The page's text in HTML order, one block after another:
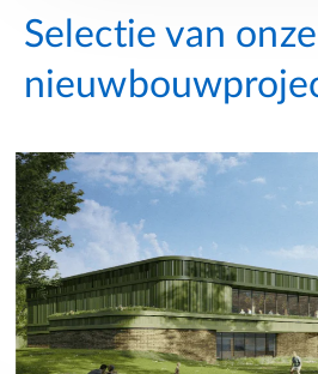
Selectie van onze